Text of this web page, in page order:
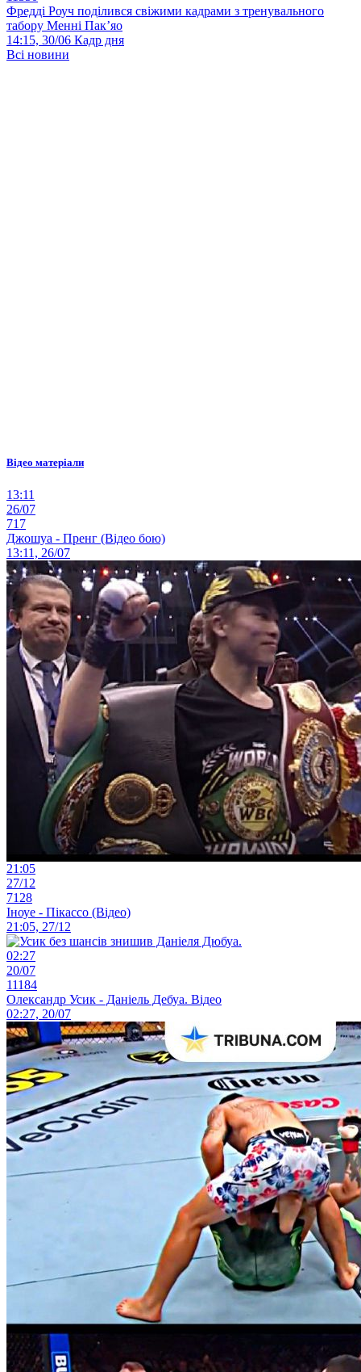
Фредді Роуч поділився свіжими кадрами з тренувального
табору Менні Пак’яо
14:15, 30/06 Кадр дня
Всі новини
Відео матеріали
13:11
26/07
717
Джошуа - Пренг (Відео бою)
13:11, 26/07
21:05
27/12
7128
Іноуе - Пікассо (Відео)
21:05, 27/12
02:27
20/07
11184
Олександр Усик - Даніель Дебуа. Відео
02:27, 20/07